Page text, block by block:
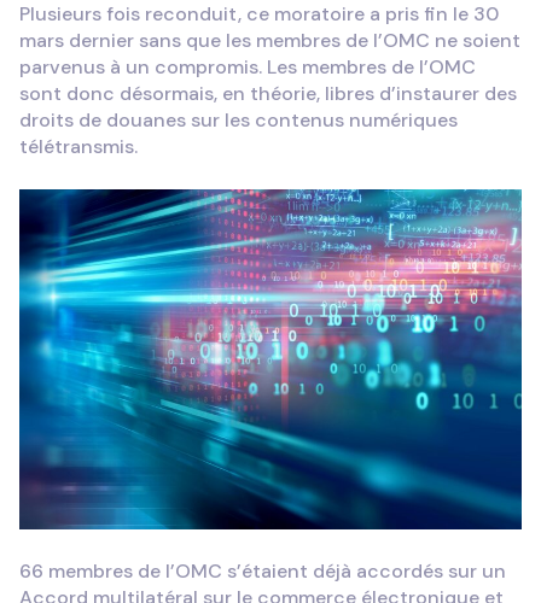
Plusieurs fois reconduit, ce moratoire a pris fin le 30
mars dernier sans que les membres de l’OMC ne soient
parvenus à un compromis. Les membres de l’OMC
sont donc désormais, en théorie, libres d’instaurer des
droits de douanes sur les contenus numériques
télétransmis.
66 membres de l’OMC s’étaient déjà accordés sur un
Accord multilatéral sur le commerce électronique et